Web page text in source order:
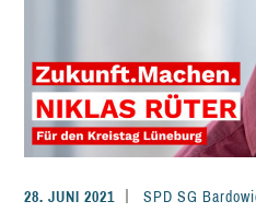
28. JUNI 2021 SPD SG